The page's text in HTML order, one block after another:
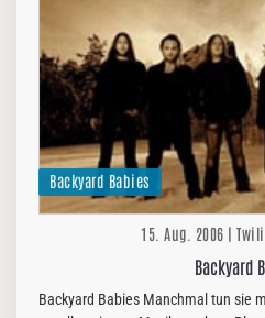
Backyard Babies
15. Aug. 2006 |
Backyard
Backyard Babies Manchmal tun sie